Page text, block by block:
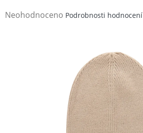
Průměrné
Neohodnoceno Podrobnosti hodnocení